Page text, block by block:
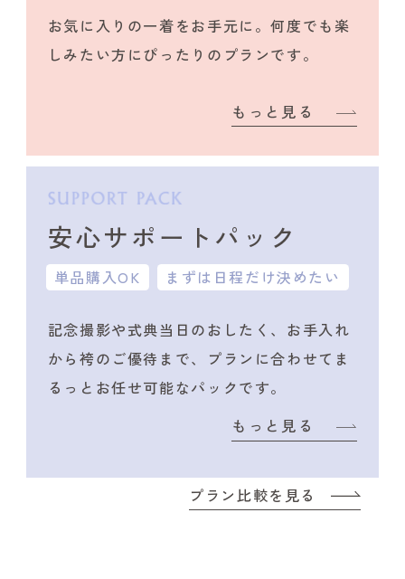
お気に入りの一着をお手元に。何度でも楽
しみたい方にぴったりのプランです。
もっと見る
安心サポートパック
単品購入OK まずは日程だけ決めたい
記念撮影や式典当日のおしたく、 お手入れ
から袴のご優待まで、プランに合わせて ま
るっとお任せ可能なパックです。
もっと見る
プラン比較を見る